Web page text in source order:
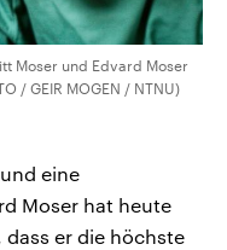
Moser und Edvard Moser
/ GEIR MOGEN / NTNU)
eine
Moser hat heute
er die höchste